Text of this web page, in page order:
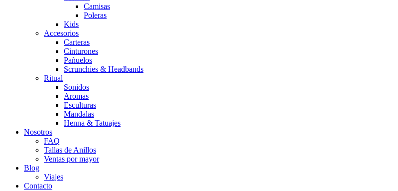
Camisas
Poleras
Kids
Accesorios
Carteras
Cinturones
Pañuelos
Scrunchies & Headbands
Ritual
Sonidos
Aromas
Esculturas
Mandalas
Henna & Tatuajes
Nosotros
FAQ
Tallas de Anillos
Ventas por mayor
Blog
Viajes
Contacto